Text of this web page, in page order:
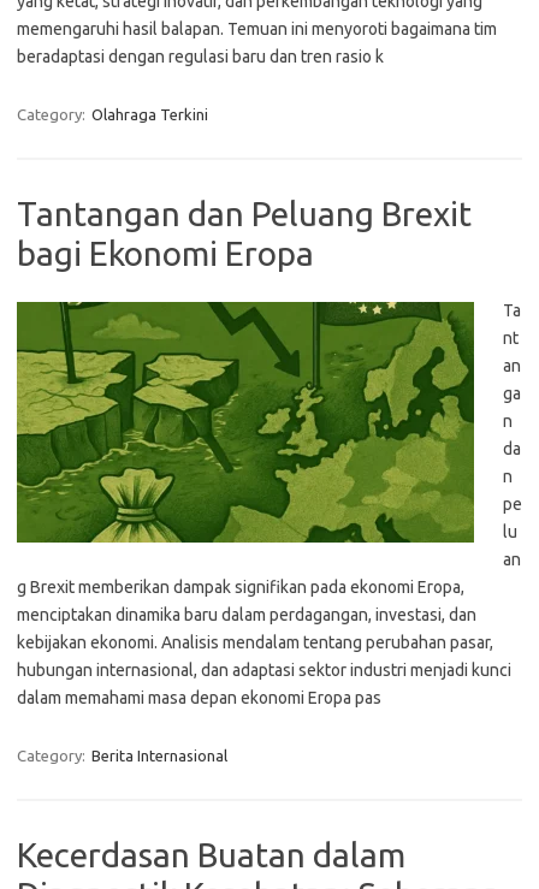
memengaruhi hasil balapan. Temuan ini menyoroti bagaimana tim
beradaptasi dengan regulasi baru dan tren rasio k
Category: Olahraga Terkini
Tantangan dan Peluang Brexit
bagi Ekonomi Eropa
Ta
nt
an
ga
n
da
n
pe
lu
an
g Brexit memberikan dampak signifikan pada ekonomi Eropa,
menciptakan dinamika baru dalam perdagangan, investasi, dan
kebijakan ekonomi. Analisis mendalam tentang perubahan pasar,
hubungan internasional, dan adaptasi sektor industri menjadi kunci
dalam memahami masa depan ekonomi Eropa pas
Category: Berita Internasional
Kecerdasan Buatan dalam